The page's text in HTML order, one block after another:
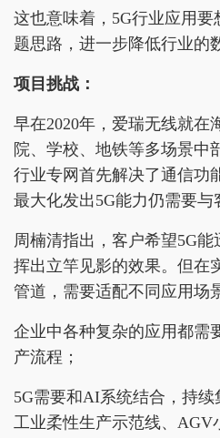
这也意味着，5G行业应用
题思路，进一步降低行业的
项目挑战：
早在2020年，爱瑞无线就在
院、学校、地铁等多场景中
行业专网首先解决了通信功
最大化发出5G能力仍需要与
周楠清指出，客户希望5G
挥出立竿见影的效果。但在
管道，需要适配不同应用场
企业中各种复杂的应用都需
产流程；
5G需要和AI系统结合，持
工业柔性生产示范线、AGV